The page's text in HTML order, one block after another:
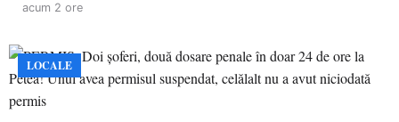
acum 2 ore
LOCALE